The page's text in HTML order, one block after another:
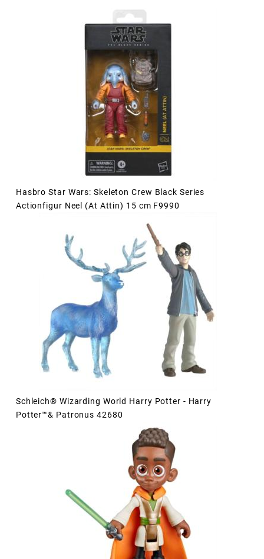
Hasbro Star Wars: Skeleton Crew Black Series
Actionfigur Neel (At Attin) 15 cm F9990
Schleich® Wizarding World Harry Potter - Harry
Potter™& Patronus 42680